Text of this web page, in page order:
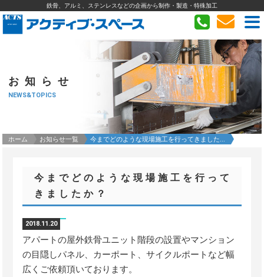
鉄骨、アルミ、ステンレスなどの企画から制作・製造・特殊加工
お知らせ
NEWS&TOPICS
ホーム お知らせ一覧 今までどのような現場施工を行ってきました...
今までどのような現場施工を行って
きましたか？
2018.11.20
アパートの屋外鉄骨ユニット階段の設置やマンション
の目隠しパネル、カーポート、サイクルポートなど幅
広くご依頼頂いております。